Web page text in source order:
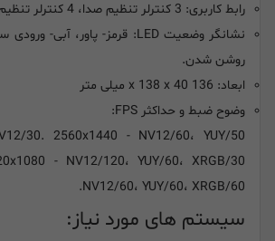
رابط کاربری: 3 کنترلر تنظیم صدا، 4 کنترلر تنظیم جلوه میکروفون.
روشن شدن.
ابعاد: 136 x 138 x 40 میلی متر
وضوح ضبط و حداکثر FPS:
NV12/60، YUY/60، XRGB/60.
سیستم های مورد نیاز: